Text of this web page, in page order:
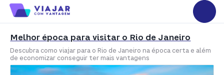
Melhor época para visitar o Rio de Janeiro
Descubra como viajar para o Rio de Janeiro na época certa e além
de economizar conseguir ter mais vantagens